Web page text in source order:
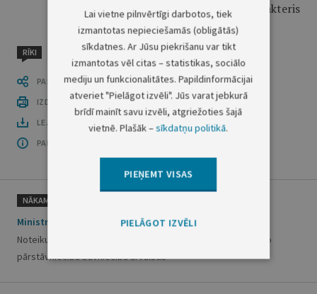
Zemkopības ministrs A.Slakteris
RĪKI
PASTĀSTI CITIEM
IZDRUKĀT PUBLIKĀCIJU
LEJUPLĀDĒT LAIDIENU (PDF)
PAR OFICIĀLO IZDEVUMU
NĀKAMAIS
Ministru kabineta noteikumi Nr.236
Noteikumi par Latvijas Republikas diplomātisko un konsulāro
pārstāvniecību būvniecību ārvalstīs
Lai vietne pilnvērtīgi darbotos, tiek
izmantotas nepieciešamās (obligātās)
sīkdatnes. Ar Jūsu piekrišanu var tikt
izmantotas vēl citas – statistikas, sociālo
mediju un funkcionalitātes. Papildinformācijai
atveriet "Pielāgot izvēli". Jūs varat jebkurā
brīdī mainīt savu izvēli, atgriežoties šajā
vietnē. Plašāk –sīkdatņu politikā.
PIEŅEMT VISAS
PIELĀGOT IZVĒLI